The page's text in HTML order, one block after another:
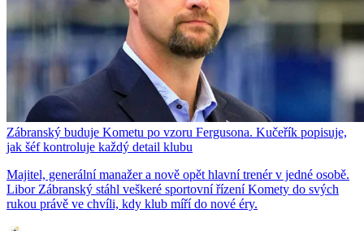
Zábranský buduje Kometu po vzoru Fergusona. Kučeřík popisuje,
jak šéf kontroluje každý detail klubu
Majitel, generální manažer a nově opět hlavní trenér v jedné osobě.
Libor Zábranský stáhl veškeré sportovní řízení Komety do svých
rukou právě ve chvíli, kdy klub míří do nové éry.